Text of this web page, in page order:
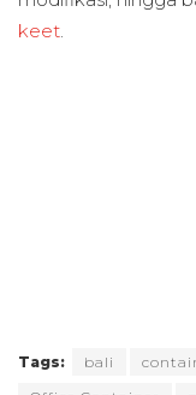
keet.
Tags: bali